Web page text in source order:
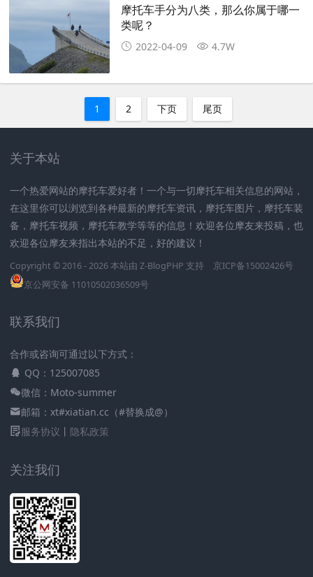
摩托车手分为八类，那么你属于哪一
类呢？
2022-04-09 4.7W
1 2 下页 尾页
关于本站
一个热爱网站的摩托车爱好者！一个与一切摩托车相关信息的网站，
在这里你可以浏览到各种最新的摩托车资讯，摩托车图片，摩托车装
备，摩托车视频，摩托车教学等等的信息！欢迎各位摩友来投稿，也
欢迎各位摩友来指出本站的不足，好的建议！
Copyright © 2016 - 2026 本站由 Z-BlogPHP 支持
京ICP备15002426号
京公网安备 11010502036509号
联系我们
合作或咨询可通过以下方式：
QQ：125007085
微信：Moto-summer
邮箱：xt#xiatian.cc（#替换成@）
服务协议 丨 隐私政策
关注我们